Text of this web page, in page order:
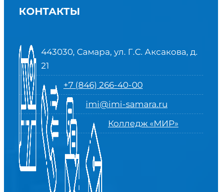
КОНТАКТЫ
443030, Самара, ул. Г.С. Аксакова, д.
21
+7 (846) 266-40-00
imi@imi-samara.ru
Колледж «МИР»